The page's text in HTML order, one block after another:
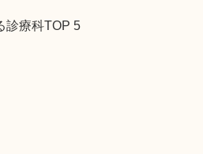
診療科TOP 5